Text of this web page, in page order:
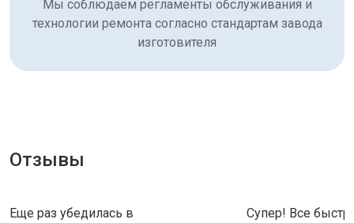
Отзывы
Еще раз убедилась в
Супер! Все
Мы соблюдаем регламенты обслуживания и
технологии ремонта согласно стандартам завода
изготовителя